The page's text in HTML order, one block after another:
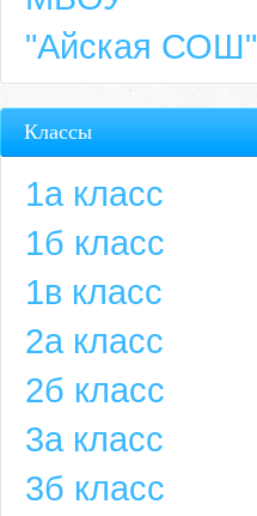
"Айская СОШ"
Классы
1а класс
1б класс
1в класс
2а класс
2б класс
3а класс
3б класс